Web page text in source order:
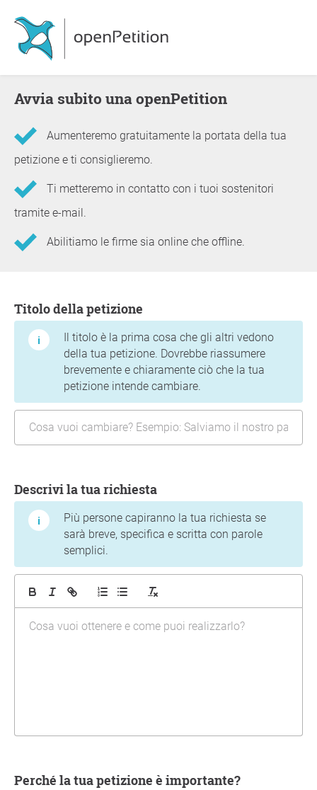
Avvia subito una openPetition
Aumenteremo gratuitamente la portata della tua
petizione e ti consiglieremo.
Ti metteremo in contatto con i tuoi sostenitori
tramite e-mail.
Abilitiamo le firme sia online che offline.
Titolo della petizione
Il titolo è la prima cosa che gli altri vedono
della tua petizione. Dovrebbe riassumere
brevemente e chiaramente ciò che la tua
petizione intende cambiare.
Descrivi la tua richiesta
Più persone capiranno la tua richiesta se
sarà breve, specifica e scritta con parole
semplici.
Perché la tua petizione è importante?